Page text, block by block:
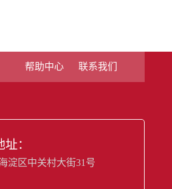
帮助中心 联系我们
：
淀区中关村大街31号